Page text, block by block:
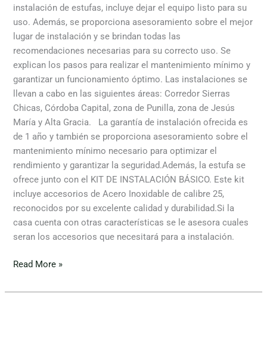
instalación de estufas, incluye dejar el equipo listo para su
uso. Además, se proporciona asesoramiento sobre el mejor
lugar de instalación y se brindan todas las
recomendaciones necesarias para su correcto uso. Se
explican los pasos para realizar el mantenimiento mínimo y
garantizar un funcionamiento óptimo. Las instalaciones se
llevan a cabo en las siguientes áreas: Corredor Sierras
Chicas, Córdoba Capital, zona de Punilla, zona de Jesús
María y Alta Gracia. La garantía de instalación ofrecida es
de 1 año y también se proporciona asesoramiento sobre el
mantenimiento mínimo necesario para optimizar el
rendimiento y garantizar la seguridad.Además, la estufa se
ofrece junto con el KIT DE INSTALACIÓN BÁSICO. Este kit
incluye accesorios de Acero Inoxidable de calibre 25,
reconocidos por su excelente calidad y durabilidad.Si la
casa cuenta con otras características se le asesora cuales
seran los accesorios que necesitará para a instalación.
Read More »